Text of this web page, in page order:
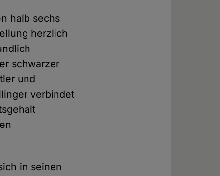
halb sechs
herzlich
schwarzer
und
verbindet
in seinen